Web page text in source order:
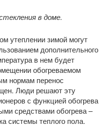
в доме.
утеплении зимой могут
дополнительного
в нем будет
обогреваемом
нормам перенос
Люди решают эту
с функцией обогрева
средствами обогрева –
системы теплого пола.